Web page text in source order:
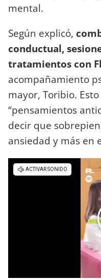
mental.
Según explicó,
conductual,
tratamientos con
acompañamiento
mayor, Toribio.
“pensamientos
decir que
ansiedad y más en